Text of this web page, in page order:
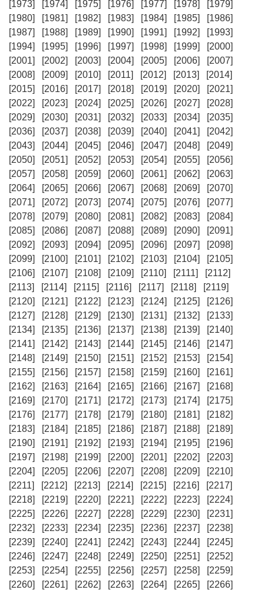
[1973] [1974] [1975] [1976] [1977] [1978]
[1979]
[1980]
[1981] [1982] [1983] [1984] [1985]
[1986]
[1987]
[1988] [1989] [1990] [1991] [1992]
[1993]
[1994]
[1995] [1996] [1997] [1998] [1999]
[2000]
[2001]
[2002] [2003] [2004] [2005] [2006]
[2007]
[2008]
[2009] [2010] [2011] [2012] [2013]
[2014]
[2015]
[2016] [2017] [2018] [2019] [2020]
[2021]
[2022]
[2023] [2024] [2025] [2026] [2027]
[2028]
[2029]
[2030] [2031] [2032] [2033] [2034]
[2035]
[2036]
[2037] [2038] [2039] [2040] [2041]
[2042]
[2043]
[2044] [2045] [2046] [2047] [2048]
[2049]
[2050]
[2051] [2052] [2053] [2054] [2055]
[2056]
[2057]
[2058] [2059] [2060] [2061] [2062]
[2063]
[2064]
[2065] [2066] [2067] [2068] [2069]
[2070]
[2071]
[2072] [2073] [2074] [2075] [2076]
[2077]
[2078]
[2079] [2080] [2081] [2082] [2083]
[2084]
[2085]
[2086] [2087] [2088] [2089] [2090]
[2091]
[2092]
[2093] [2094] [2095] [2096] [2097]
[2098]
[2099]
[2100] [2101] [2102] [2103] [2104]
[2105]
[2106]
[2107] [2108] [2109] [2110] [2111]
[2112]
[2113]
[2114] [2115] [2116] [2117] [2118]
[2119]
[2120]
[2121] [2122] [2123] [2124] [2125]
[2126]
[2127]
[2128] [2129] [2130] [2131] [2132]
[2133]
[2134]
[2135] [2136] [2137] [2138] [2139]
[2140]
[2141]
[2142] [2143] [2144] [2145] [2146]
[2147]
[2148]
[2149] [2150] [2151] [2152] [2153]
[2154]
[2155]
[2156] [2157] [2158] [2159] [2160]
[2161]
[2162]
[2163] [2164] [2165] [2166] [2167]
[2168]
[2169]
[2170] [2171] [2172] [2173] [2174]
[2175]
[2176]
[2177] [2178] [2179] [2180] [2181]
[2182]
[2183]
[2184] [2185] [2186] [2187] [2188]
[2189]
[2190]
[2191] [2192] [2193] [2194] [2195]
[2196]
[2197]
[2198] [2199] [2200] [2201] [2202]
[2203]
[2204]
[2205] [2206] [2207] [2208] [2209]
[2210]
[2211]
[2212] [2213] [2214] [2215] [2216]
[2217]
[2218]
[2219] [2220] [2221] [2222] [2223]
[2224]
[2225]
[2226] [2227] [2228] [2229] [2230]
[2231]
[2232]
[2233] [2234] [2235] [2236] [2237]
[2238]
[2239]
[2240] [2241] [2242] [2243] [2244]
[2245]
[2246]
[2247] [2248] [2249] [2250] [2251]
[2252]
[2253]
[2254] [2255] [2256] [2257] [2258]
[2259]
[2260]
[2261] [2262] [2263] [2264] [2265]
[2266]